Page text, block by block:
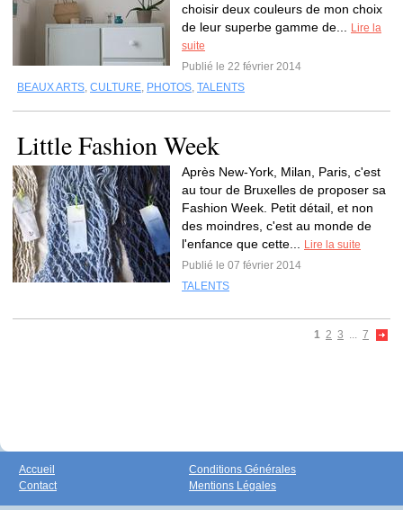
choisir deux couleurs de mon choix
de leur superbe gamme de...
Lire la
suite
Publié le 22 février 2014
BEAUX ARTS, CULTURE, PHOTOS, TALENTS
Little Fashion Week
Après New-York, Milan, Paris, c'est
au tour de Bruxelles de proposer sa
Fashion Week. Petit détail, et non
des moindres, c'est au monde de
l'enfance que cette...
Lire la suite
Publié le 07 février 2014
TALENTS
1 2 3 ... 7
Accueil
Contact
Conditions Générales
Mentions Légales